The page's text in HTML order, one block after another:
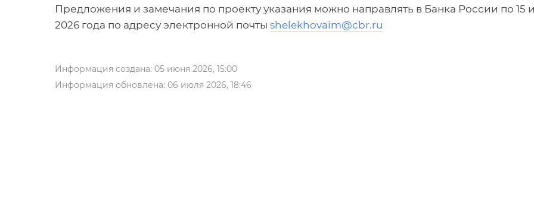
Предложения и замечания по проекту указания можно направлять в Банка России по 15
2026 года по адресу электронной почты shelekhovaim@cbr.ru
Информация создана: 05 июня 2026, 15:00
Информация обновлена: 06 июля 2026, 18:46